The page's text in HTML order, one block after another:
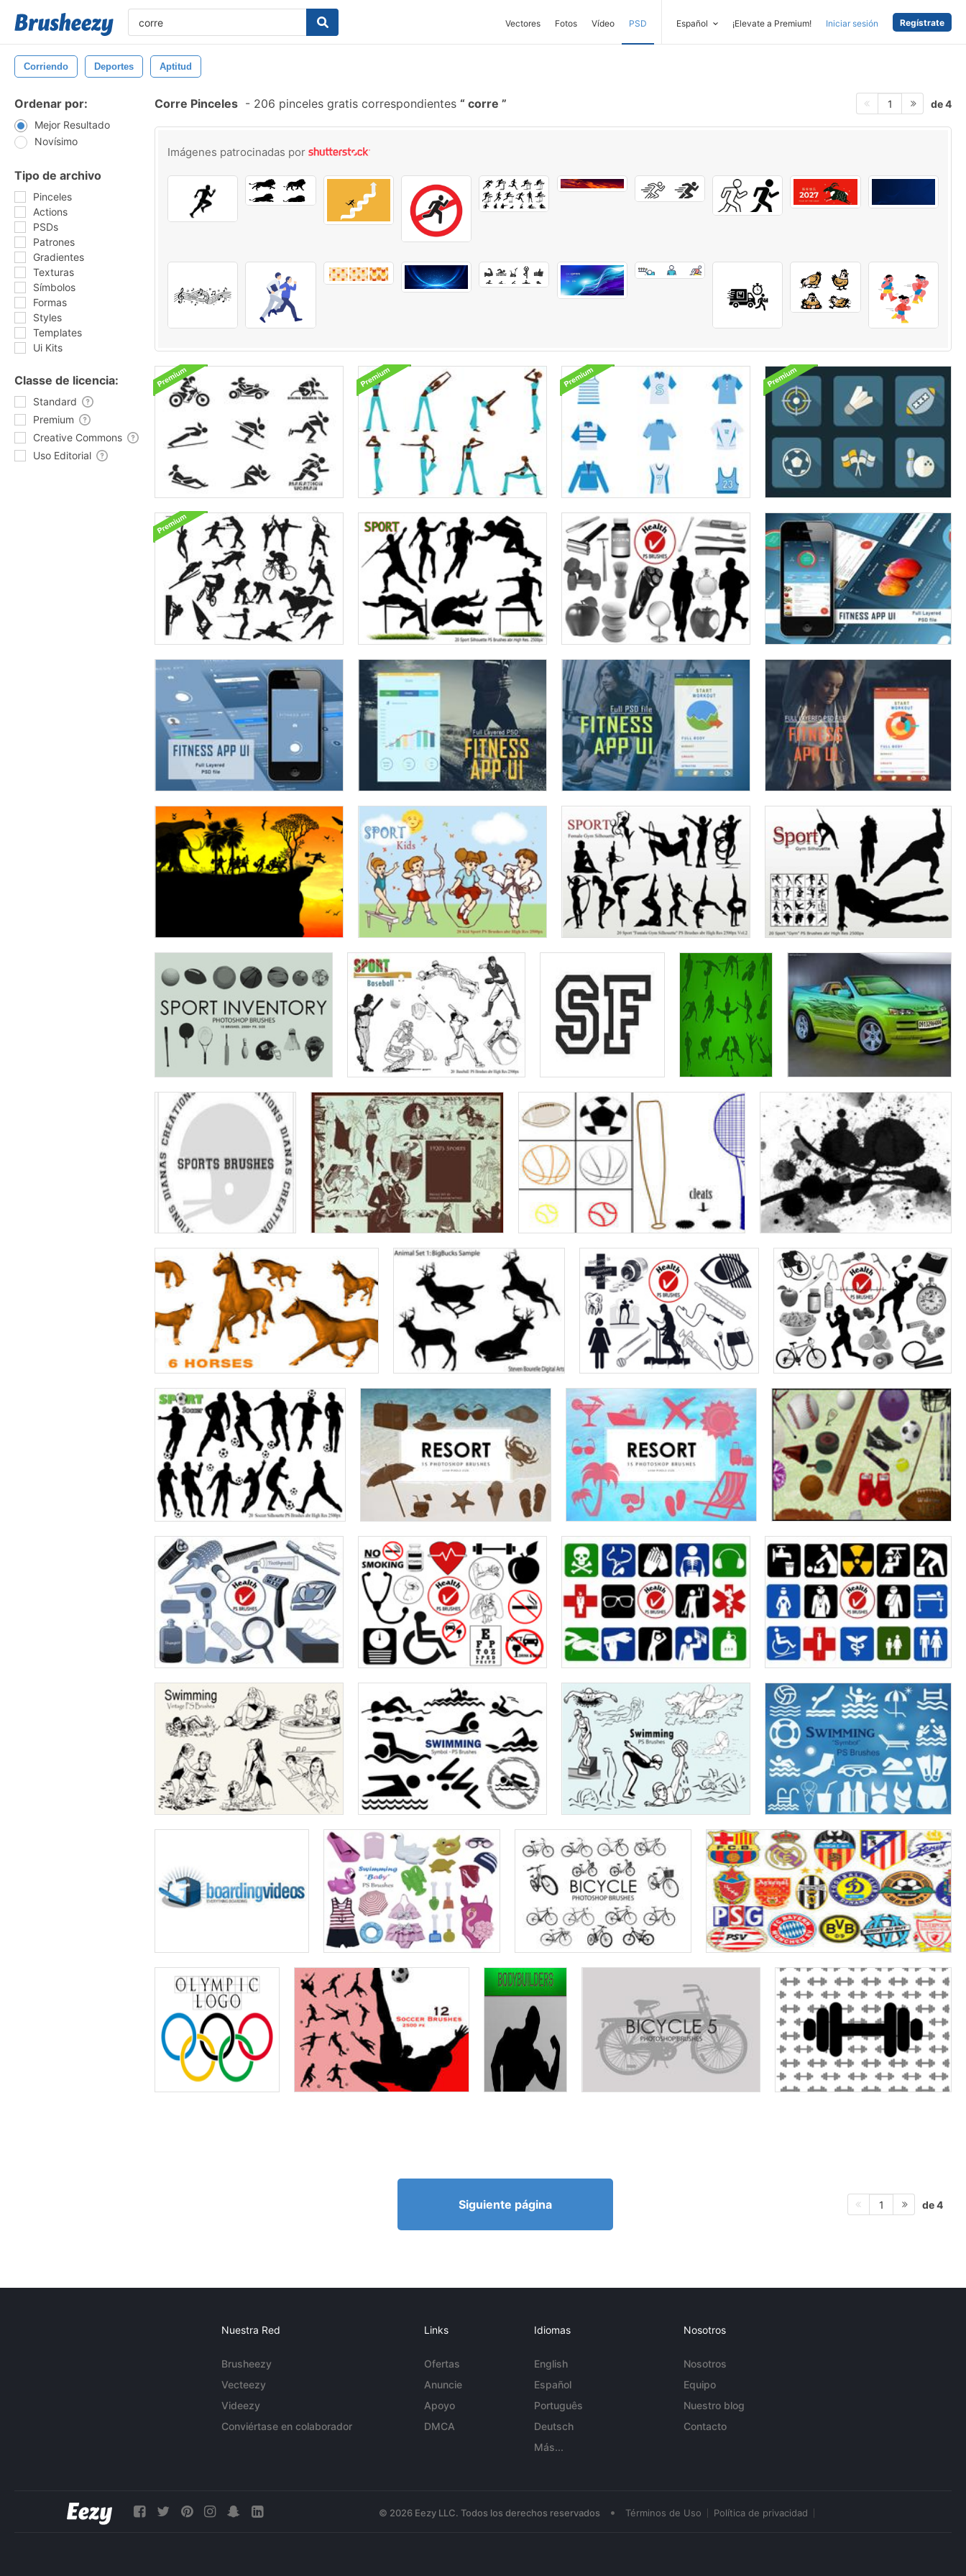
Vectores Fotos Vídeo PSD Español ¡Elevate a Premium! Iniciar sesión Regístrate
Corriendo Deportes Aptitud
Ordenar por:
Mejor Resultado
Novísimo
Tipo de archivo
Pinceles
Actions
PSDs
Patrones
Gradientes
Texturas
Símbolos
Formas
Styles
Templates
Ui Kits
Classe de licencia:
Standard
Premium
Creative Commons
Uso Editorial
Corre Pinceles - 206 pinceles gratis correspondientes corre 1 de 4
Imágenes patrocinadas por
Siguiente página 1 de 4
Nuestra Red
Brusheezy
Vecteezy
Videezy
Conviértase en colaborador
Links
Ofertas
Anuncie
Apoyo
DMCA
Idiomas
English
Español
Português
Deutsch
Más...
Nosotros
Nosotros
Equipo
Nuestro blog
Contacto
© 2026 Eezy LLC. Todos los derechos reservados • Términos de Uso Política de privacidad